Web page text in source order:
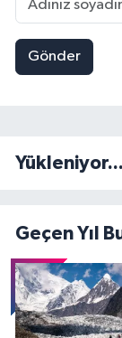
Gönder
Yükleniyor...
Geçen Yıl